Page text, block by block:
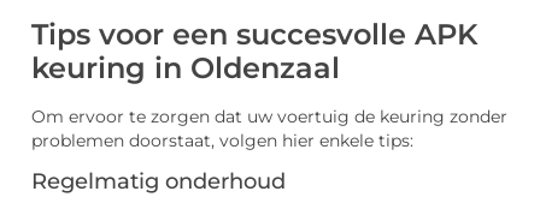
Tips voor een succesvolle APK
keuring in Oldenzaal
Om ervoor te zorgen dat uw voertuig de keuring zonder
problemen doorstaat, volgen hier enkele tips:
Regelmatig onderhoud